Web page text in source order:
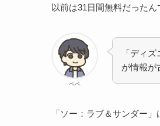
以前は31日間無料だった
ペペ
「ディ
が情報が
「ソー：ラブ＆サンダー」